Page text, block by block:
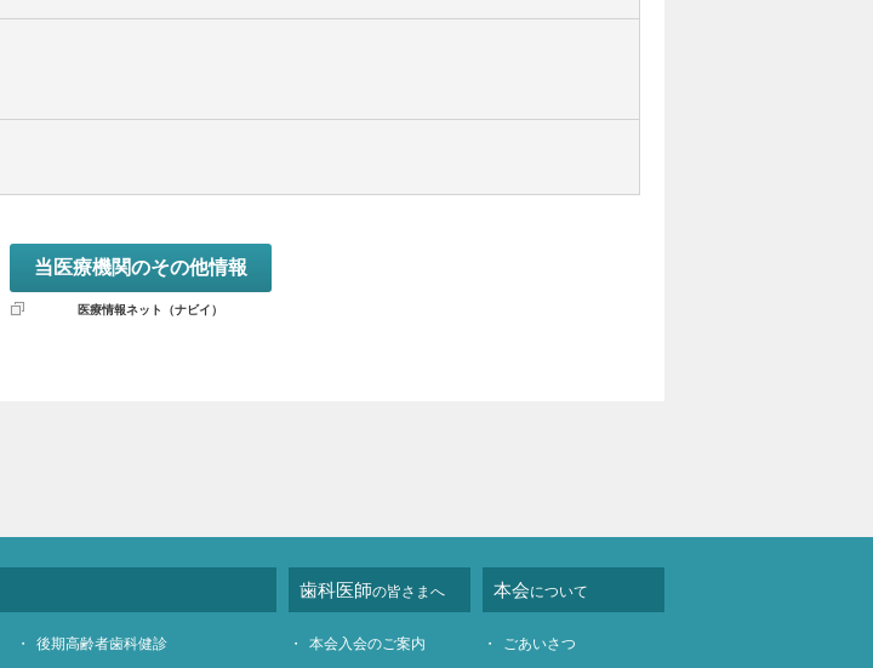
当医療機関のその他情報
医療情報ネット（ナビイ）
後期高齢者歯科健診
歯科医師の皆さまへ
本会入会のご案内
本会について
ごあいさつ